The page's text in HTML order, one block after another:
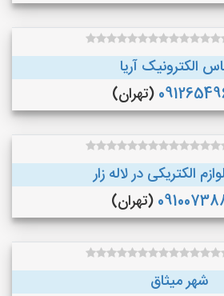
الکترونیک آریا
(تهران)
الکتریکی در لاله زار
(تهران)
شهر میثاق